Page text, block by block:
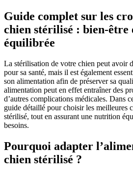
Guide complet sur les
chien stérilisé : bien-
équilibrée
La stérilisation de votre chien peut avoir
pour sa santé, mais il est également
son alimentation afin de préserver sa
alimentation peut en effet entraîner des
d’autres complications médicales. Dans
guide détaillé pour choisir les meilleures
stérilisé, tout en assurant une nutrition
besoins.
Pourquoi adapter
chien stérilisé ?